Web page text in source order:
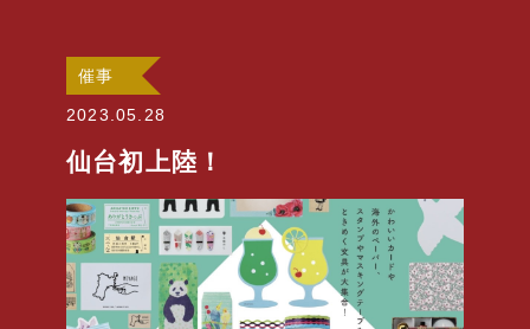
催事
2023.05.28
仙台初上陸！